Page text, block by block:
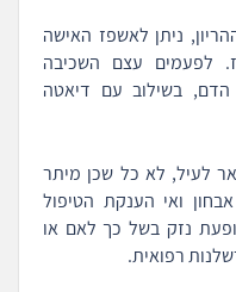
ניתן לאשפז האישה
לפעמים עצם השכיבה
הדם, בשילוב עם דיאטה
לעיל, לא כל שכן מיתר
ואי הענקת הטיפול
נזק בשל כך לאם או
רפואית.